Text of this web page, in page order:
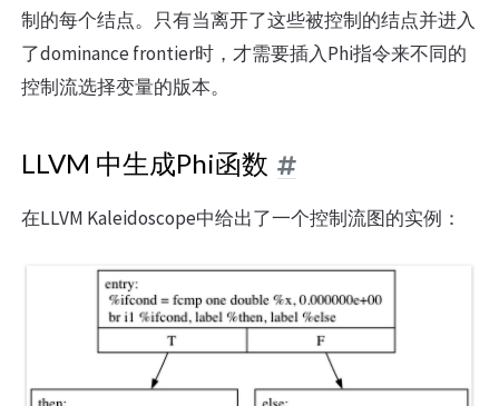
制的每个结点。只有当离开了这些被控制的结点并进入
了dominance frontier时，才需要插入Phi指令来不同的
控制流选择变量的版本。
LLVM 中生成Phi函数
在LLVM Kaleidoscope中给出了一个控制流图的实例：